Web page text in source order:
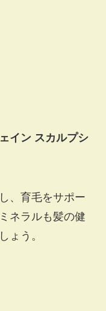
ェイン スカルプシ
、育毛をサポー
ネラルも髪の健
ょう。